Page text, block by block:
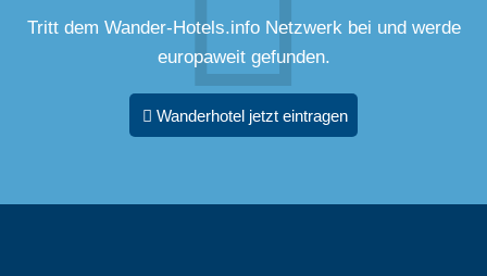
Tritt dem Wander-Hotels.info Netzwerk bei und werde
europaweit gefunden.
Wanderhotel jetzt eintragen